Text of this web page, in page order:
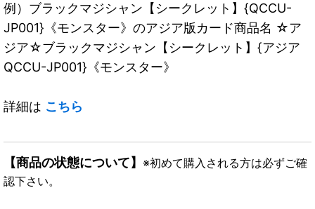
例）ブラックマジシャン【シークレット】{QCCU-
JP001}《モンスター》のアジア版カード商品名 ☆ア
ジア☆ブラックマジシャン【シークレット】{アジア
QCCU-JP001}《モンスター》
詳細は こちら
【商品の状態について】 ※初めて購入される方は必ずご確
認下さい。